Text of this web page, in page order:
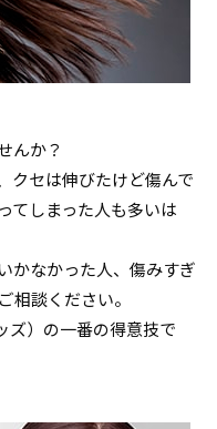
んか？
クセは伸びたけど傷んで
てしまった人も多いは
かなかった人、傷みすぎ
相談ください。
ズ）の一番の得意技で